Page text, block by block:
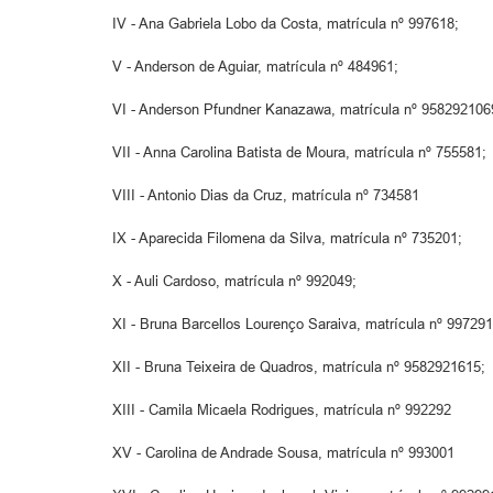
IV - Ana Gabriela Lobo da Costa, matrícula nº 997618;
V - Anderson de Aguiar, matrícula nº 484961;
VI - Anderson Pfundner Kanazawa, matrícula nº
VII - Anna Carolina Batista de Moura, matrícula nº 755581;
VIII - Antonio Dias da Cruz, matrícula nº 734581
IX - Aparecida Filomena da Silva, matrícula nº 735201;
X - Auli Cardoso, matrícula nº 992049;
XI - Bruna Barcellos Lourenço Saraiva, matrícula nº 997291
XII - Bruna Teixeira de Quadros, matrícula nº 9582921615;
XIII - Camila Micaela Rodrigues, matrícula nº 992292
XV - Carolina de Andrade Sousa, matrícula nº 993001